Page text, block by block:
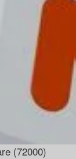
(72000)